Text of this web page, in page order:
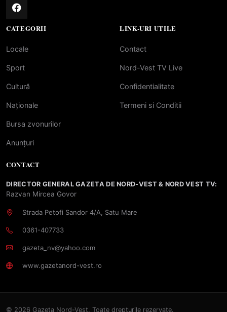
CATEGORII
Locale
Sport
Cultură
Naționale
Bursa zvonurilor
Anunțuri
LINK-URI UTILE
Contact
Nord-Vest TV Live
Confidentialitate
Termeni si Conditii
CONTACT
DIRECTOR GENERAL GAZETA DE NORD-VEST & NORD VEST TV:
Razvan Mircea Govor
Strada Petofi Sandor 4/A, Satu Mare
0361-407733
gazeta_nv@yahoo.com
www.gazetanord-vest.ro
© 2026 Gazeta Nord-Vest. Toate drepturile rezervate.